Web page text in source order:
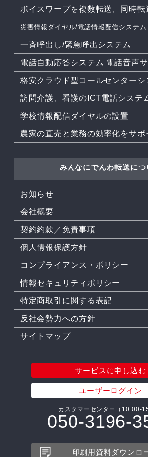
ボイスワープを複数転送、同時転
災害情報ダイヤル/電話情報配信システム
一斉呼出し/緊急呼出システム
電話自動応答システム 電話音声
格安クラウド型コールセンターシ
訪問介護、看護のICT電話システ
学校情報配信ダイヤルの設置
農家の直売と業務の効率化をサポ
みんなにでんわ転送につ
お知らせ
会社概要
契約約款／免責事項
個人情報保護方針
コンプライアンス・ポリシー
情報セキュリティポリシー
特定商取引に関する表記
反社会勢力への方針
サイトマップ
サービスに申し込む
ユーザーログイン
カスタマーセンター（10:00-
050-3196-
印刷用資料ダウンロ